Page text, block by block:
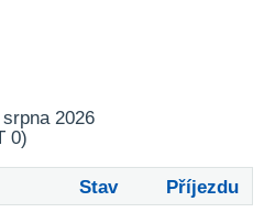
2026
0)
Stav Příjezdu